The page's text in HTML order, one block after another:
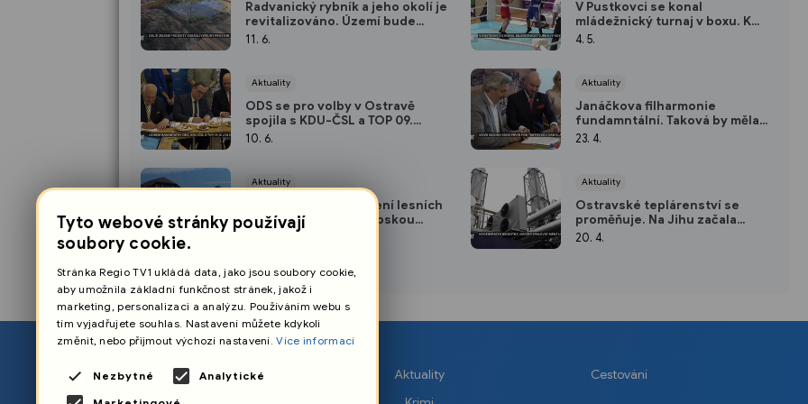
Radvanický rybník a jeho okolí je
revitalizováno. Území bude
snadněji přístupné pro rekreaci
11. 6.
Aktuality
ODS se pro volby v Ostravě
spojila s KDU-ČSL a TOP 09.
Lídrem kandidátky je primátor
10. 6.
Aktuality
Český modul pro hašení lesních
požárů dokončil evropskou
certifikaci
V Pustkovci se konal
mládežnický turnaj v boxu. K
vidění byly skvělé výkony
4. 5.
Aktuality
Janáčkova filharmonie
fundamntální. Taková by měla
být další sezóna
23. 4.
Aktuality
Ostravské teplárenství se
proměňuje. Na Jihu začala
fungovat kogenerační jednotka
20. 4.
O nás
Aktuality
Cestování
Tyto webové stránky používají
soubory cookie.
Stránka Regio TV1 ukládá data, jako jsou soubory cookie,
aby umožnila základní funkčnost stránek, jakož i
marketing, personalizaci a analýzu. Používáním webu s
tím vyjadřujete souhlas. Nastavení můžete kdykoli
změnit, nebo přijmout výchozí nastavení.Více informací
Nezbytné
Analytické